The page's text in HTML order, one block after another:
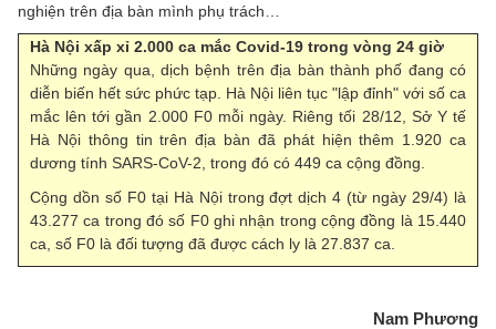
nghiện trên địa bàn mình phụ trách…
Hà Nội xấp xỉ 2.000 ca mắc Covid-19 trong vòng 24 giờ
Những ngày qua, dịch bệnh trên địa bàn thành phố đang có
diễn biến hết sức phức tạp. Hà Nội liên tục "lập đỉnh" với số ca
mắc lên tới gần 2.000 F0 mỗi ngày. Riêng tối 28/12, Sở Y tế
Hà Nội thông tin trên địa bàn đã phát hiện thêm 1.920 ca
dương tính SARS-CoV-2, trong đó có 449 ca cộng đồng.
Cộng dồn số F0 tại Hà Nội trong đợt dịch 4 (từ ngày 29/4) là
43.277 ca trong đó số F0 ghi nhận trong cộng đồng là 15.440
ca, số F0 là đối tượng đã được cách ly là 27.837 ca.
Nam Phương